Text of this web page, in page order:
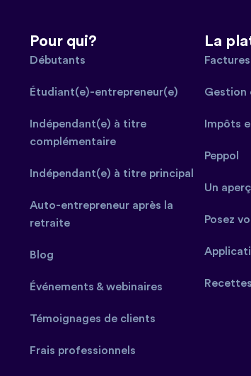
Pour qui?
Débutants
Étudiant(e)-entrepreneur(e)
Indépendant(e) à titre
complémentaire
Indépendant(e) à titre principal
Auto-entrepreneur après la
retraite
Blog
Événements & webinaires
Témoignages de clients
Frais professionnels
La
Gestion
Impôts
Peppol
Un
Posez